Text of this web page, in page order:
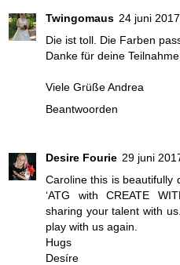
Twingomaus 24 juni
Die ist toll. Die Farben
Danke für deine
Viele Grüße Andrea
Beantwoorden
Desire Fourie 29 juni
Caroline this is beautifully
‘ATG with CREATE
sharing your talent with
play with us again.
Hugs
Desíre